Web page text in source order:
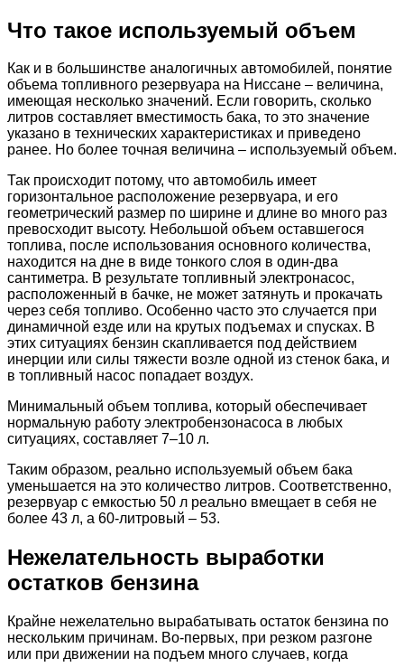
Что такое используемый объем
Как и в большинстве аналогичных автомобилей, понятие
объема топливного резервуара на Ниссане – величина,
имеющая несколько значений. Если говорить, сколько
литров составляет вместимость бака, то это значение
указано в технических характеристиках и приведено
ранее. Но более точная величина – используемый объем.
Так происходит потому, что автомобиль имеет
горизонтальное расположение резервуара, и его
геометрический размер по ширине и длине во много раз
превосходит высоту. Небольшой объем оставшегося
топлива, после использования основного количества,
находится на дне в виде тонкого слоя в один-два
сантиметра. В результате топливный электронасос,
расположенный в бачке, не может затянуть и прокачать
через себя топливо. Особенно часто это случается при
динамичной езде или на крутых подъемах и спусках. В
этих ситуациях бензин скапливается под действием
инерции или силы тяжести возле одной из стенок бака, и
в топливный насос попадает воздух.
Минимальный объем топлива, который обеспечивает
нормальную работу электробензонасоса в любых
ситуациях, составляет 7–10 л.
Таким образом, реально используемый объем бака
уменьшается на это количество литров. Соответственно,
резервуар с емкостью 50 л реально вмещает в себя не
более 43 л, а 60-литровый – 53.
Нежелательность выработки
остатков бензина
Крайне нежелательно вырабатывать остаток бензина по
нескольким причинам. Во-первых, при резком разгоне
или при движении на подъем много случаев, когда